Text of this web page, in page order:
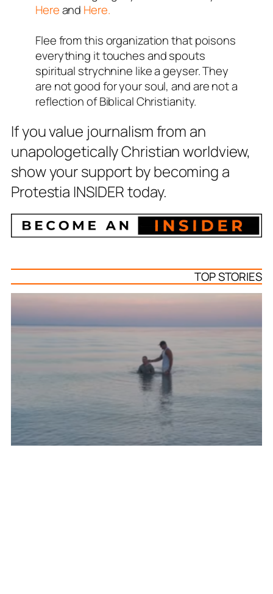
Hereand Here.
Flee from this organization that poisons
everything it touches and spouts
spiritual strychnine like a geyser. They
are not good for your soul, and are not a
reflection of Biblical Christianity.
If you value journalism from an
unapologetically Christian worldview,
show your support by becoming a
Protestia INSIDER today.
TOP STORIES